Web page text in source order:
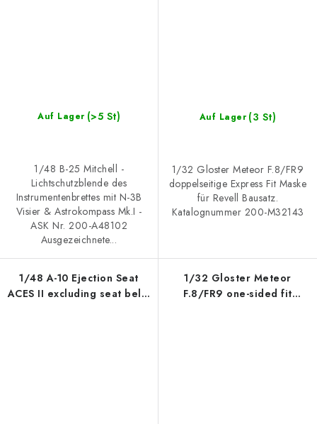
Auf Lager (>5 St)
1/48 B-25 Mitchell -
Lichtschutzblende des
Instrumentenbrettes mit N-3B
Visier & Astrokompass Mk.I -
ASK Nr. 200-A48102
Ausgezeichnete...
Auf Lager (3 St)
1/32 Gloster Meteor F.8/FR9
doppelseitige Express Fit Maske
für Revell Bausatz.
Katalognummer 200-M32143
1/48 A-10 Ejection Seat
ACES II excluding seat belts
1/32 Gloster Meteor
F.8/FR9 one-sided fit